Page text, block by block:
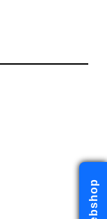
Webshop